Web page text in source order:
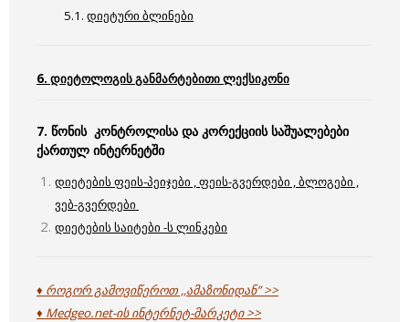
5.1. დიეტური ბლინები
6. დიეტოლოგის განმარტებითი ლექსიკონი
7. წონის კონტროლისა და კორექციის საშუალებები
ქართულ ინტერნეტში
დიეტების ფეის-პეიჯები , ფეის-გვერდები , ბლოგები ,
ვებ-გვერდები
დიეტების საიტები -ს ლინკები
♦ როგორ გამოვიწეროთ ,,ამაზონიდან” >>
♦ Medgeo.net-ის ინტერნეტ-მარკეტი >>